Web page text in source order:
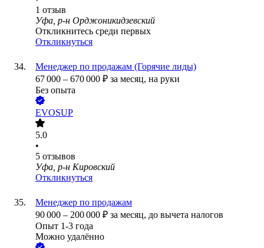
1 отзыв
Уфа, р-н Орджоникидзевский
Откликнитесь среди первых
Откликнуться
Менеджер по продажам (Горячие лиды)
67 000 – 670 000 ₽ за месяц, на руки
Без опыта
EVOSUP
5.0
•
5 отзывов
Уфа, р-н Кировский
Откликнуться
Менеджер по продажам
90 000 – 200 000 ₽ за месяц, до вычета налогов
Опыт 1-3 года
Можно удалённо